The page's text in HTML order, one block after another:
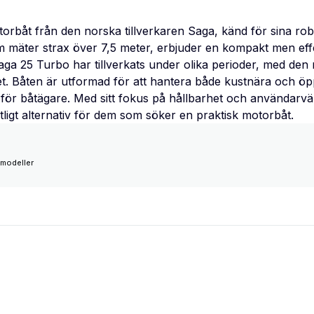
från den norska tillverkaren Saga, känd för sina
mäter strax över 7,5 meter, erbjuder en kompakt men
25 Turbo har tillverkats under olika perioder, med den
Båten är utformad för att hantera både kustnära och
båtägare. Med sitt fokus på hållbarhet och
alternativ för dem som söker en praktisk motorbåt.